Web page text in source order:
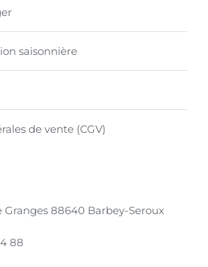
saisonnière
de vente (CGV)
Granges 88640 Barbey-Seroux
88